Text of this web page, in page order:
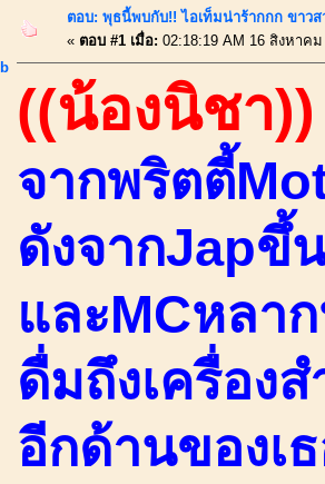
ตอบ: พุธนี้พบกับ!! ไอเท็มน่าร้ากกก ขาว
« ตอบ #1 เมื่อ: 02:18:19 AM 16 สิงหาคม
((น้องนิชา))
จากพริตตี้
ดังจากJapขึ้
และMCหลา
ดื่มถึงเครื่อง
อีกด้านของเ